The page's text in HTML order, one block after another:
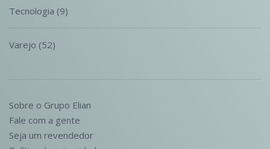
Tecnologia (9)
Varejo (52)
Sobre o Grupo Elian
Fale com a gente
Seja um revendedor